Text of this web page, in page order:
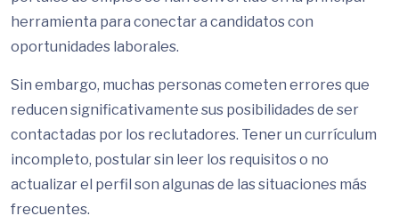
herramienta para conectar a candidatos con
oportunidades laborales.
Sin embargo, muchas personas cometen errores que
reducen significativamente sus posibilidades de ser
contactadas por los reclutadores. Tener un currículum
incompleto, postular sin leer los requisitos o no
actualizar el perfil son algunas de las situaciones más
frecuentes.